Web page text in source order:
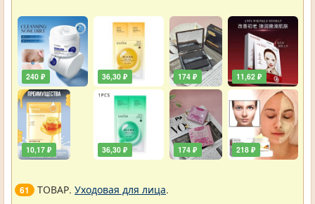
240 ₽
10,17 ₽
36,30 ₽
36,30 ₽
174 ₽
174 ₽
11,62 ₽
218 ₽
61 ТОВАР. Уходовая для лица.